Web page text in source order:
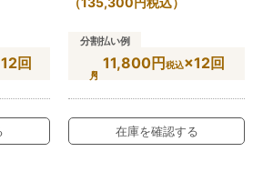
回
分割払い例
11,800円税込×12回
在庫を確認する